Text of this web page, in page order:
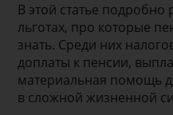
В этой статье
льготах, про которые
знать. Среди них
доплаты к пенсии,
материальная помощь
в сложной жизненной